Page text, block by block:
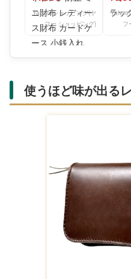
い 30代 40代 5
Yahoo!ショッピング(ヤ
フー ショッピング)
しゃ
フ
使うほど味が出る